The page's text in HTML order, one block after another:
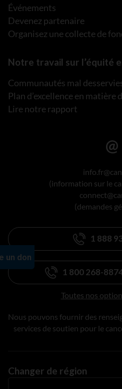
Événements
Devenez partenaire
Organisez une collecte de
Notre travail sur l’équité
Communautés mal
Plan d’excellence en matière
Lire notre rapport
(information sur le
(demandes
1 888
1 800 268-
Toutes nos
Nous pouvons fournir des
services de soutien pour le
Changer de région